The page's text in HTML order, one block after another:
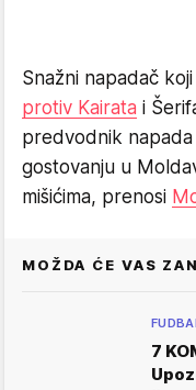
Snažni napadač
protiv Kairata i
predvodnik
gostovanju u
mišićima, prenosi
MOŽDA ĆE VAS
7